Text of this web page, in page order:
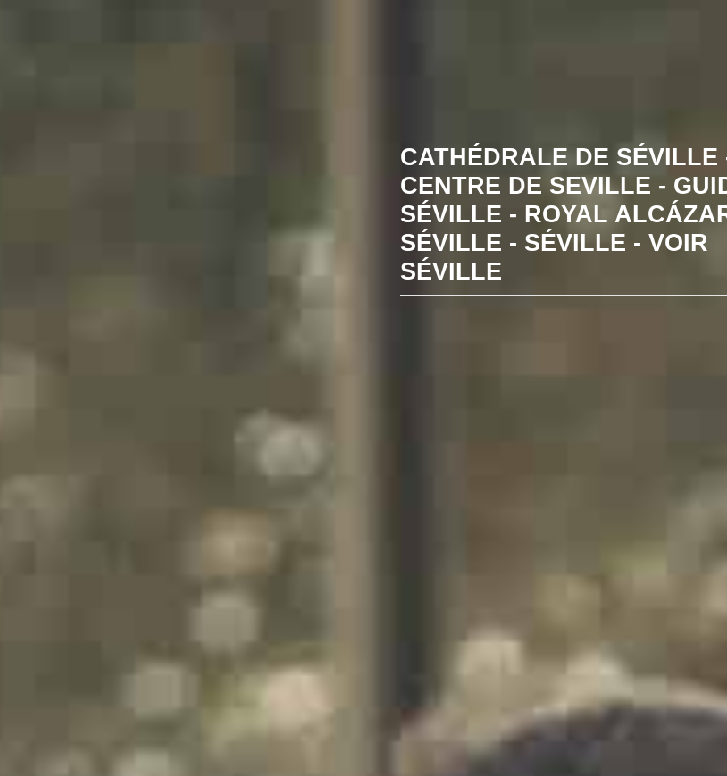
CATHÉDRALE DE SÉVILLE
CENTRE DE SEVILLE -
SÉVILLE - ROYAL
SÉVILLE - SÉVILLE - VOIR
SÉVILLE